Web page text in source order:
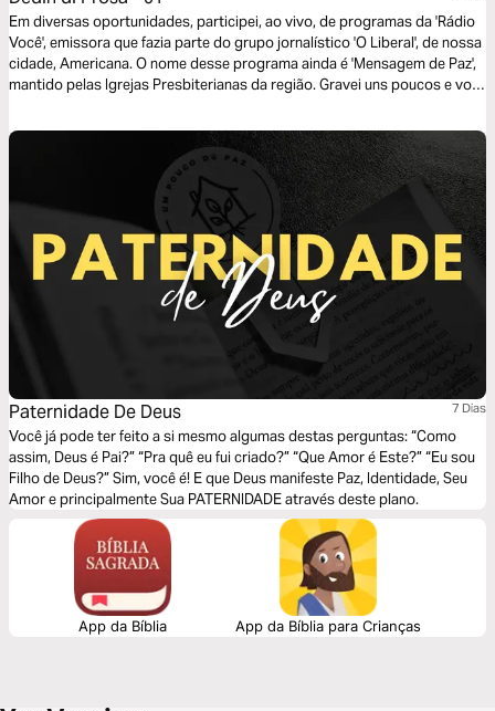
Em diversas oportunidades, participei, ao vivo, de programas da 'Rádio
Você', emissora que fazia parte do grupo jornalístico 'O Liberal', de nossa
cidade, Americana. O nome desse programa ainda é 'Mensagem de Paz',
mantido pelas Igrejas Presbiterianas da região. Gravei uns poucos e vou
Paternidade De Deus 7 Dias
Você já pode ter feito a si mesmo algumas destas perguntas: “Como
assim, Deus é Pai?” “Pra quê eu fui criado?” “Que Amor é Este?” “Eu sou
Filho de Deus?” Sim, você é! E que Deus manifeste Paz, Identidade, Seu
Amor e principalmente Sua PATERNIDADE através deste plano.
App da Bíblia App da Bíblia para Crianças